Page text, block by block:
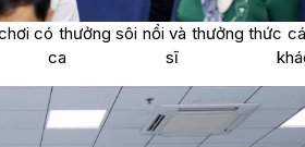
có thưởng sôi nổi và thưởng thức
sĩ